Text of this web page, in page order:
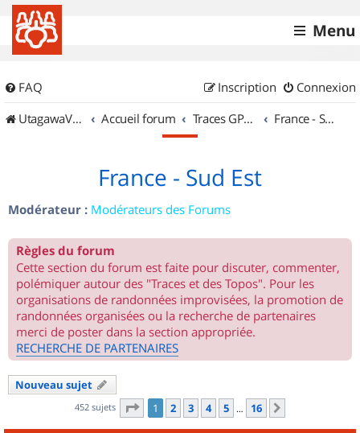
Menu
FAQ Connexion
Inscription
UtagawaVTT (Randos VTT et VTTAE avec traces GPS)
Accueil forum Traces GPS de randos VTT France - Sud Est
France - Sud Est
Modérateur : Modérateurs des Forums
Règles du forum
Cette section du forum est faite pour discuter, commenter,
polémiquer autour des "Traces et des Topos". Pour les
organisations de randonnées improvisées, la promotion de
randonnées organisées ou la recherche de partenaires
merci de poster dans la section appropriée.
RECHERCHE DE PARTENAIRES
Nouveau sujet
452 sujets Page 1sur
1 2 3 4 5 … 16